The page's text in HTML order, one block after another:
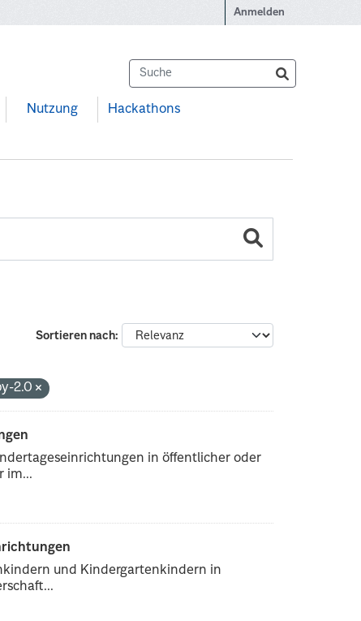
Anmelden
Nutzung Hackathons
Sortieren nach
2.0
in öffentlicher oder
im...
und Kindergartenkindern in